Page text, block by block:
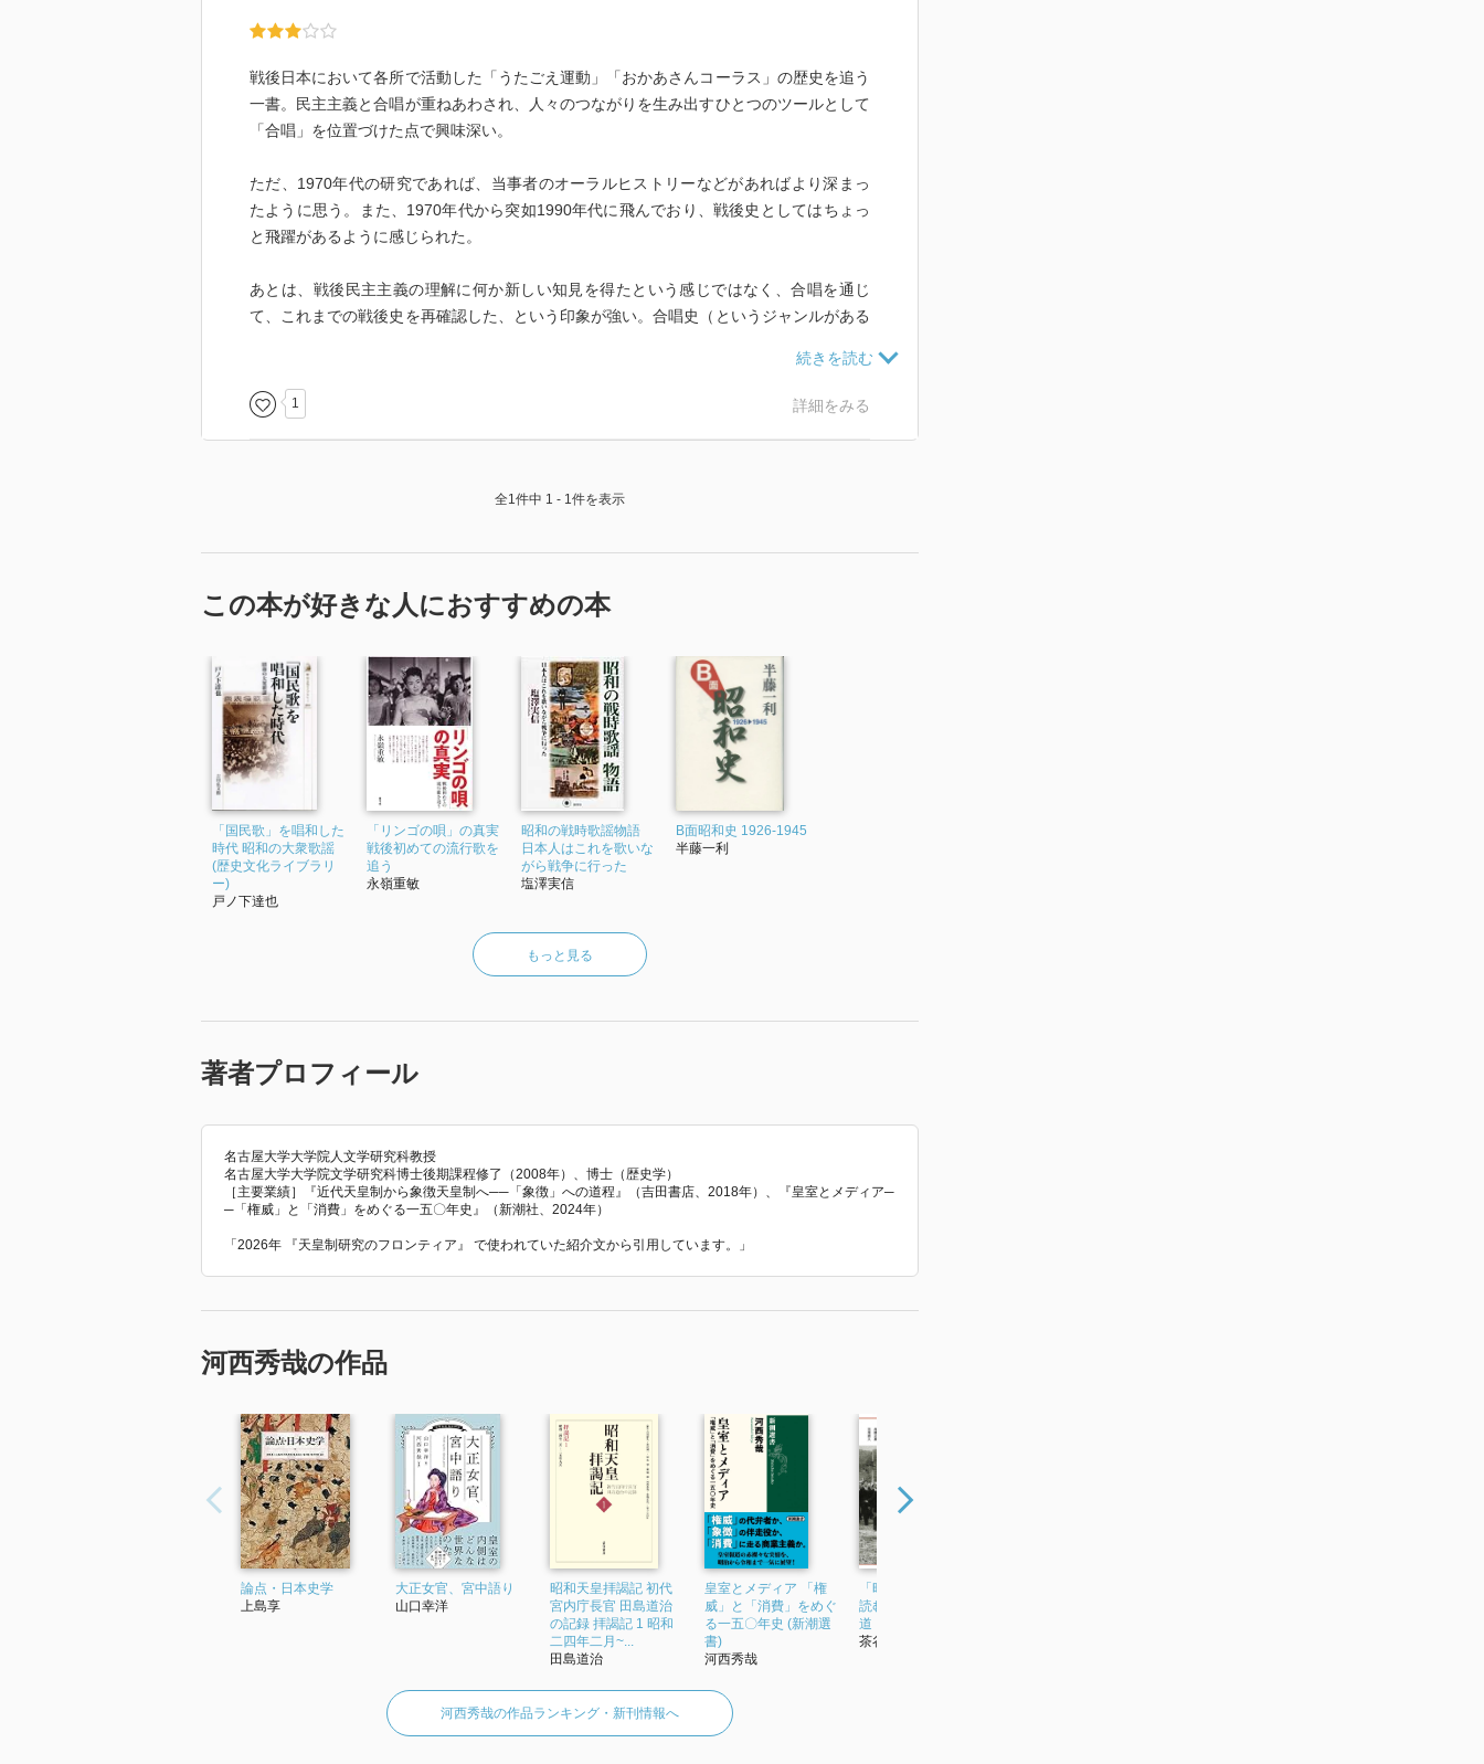
戦後日本において各所で活動した「うたごえ運動」「おかあさんコーラス」の歴史を追う
一書。民主主義と合唱が重ねあわされ、人々のつながりを生み出すひとつのツールとして
「合唱」を位置づけた点で興味深い。
ただ、1970年代の研究であれば、当事者のオーラルヒストリーなどがあればより深まっ
たように思う。また、1970年代から突如1990年代に飛んでおり、戦後史としてはちょっ
と飛躍があるように感じられた。
あとは、戦後民主主義の理解に何か新しい知見を得たという感じではなく、合唱を通じ
て、これまでの戦後史を再確認した、という印象が強い。合唱史（というジャンルがある
1 詳細をみる
全1件中 1 - 1件を表示
この本が好きな人におすすめの本
「国民歌」を唱和した
時代 昭和の大衆歌謡
(歴史文化ライブラリ
ー)
戸ノ下達也
「リンゴの唄」の真実
戦後初めての流行歌を
追う
永嶺重敏
昭和の戦時歌謡物語
日本人はこれを歌いな
がら戦争に行った
塩澤実信
B面昭和史 1926-1945
半藤一利
もっと見る
著者プロフィール
名古屋大学大学院人文学研究科教授
名古屋大学大学院文学研究科博士後期課程修了（2008年）、博士（歴史学）
［主要業績］『近代天皇制から象徴天皇制へ──「象徴」への道程』（吉田書店、2018年）、『皇室とメディア─
─「権威」と「消費」をめぐる一五〇年史』（新潮社、2024年）
「2026年 『天皇制研究のフロンティア』 で使われていた紹介文から引用しています。」
河西秀哉の作品
論点・日本史学
上島享
大正女官、宮中語り
山口幸洋
昭和天皇拝謁記 初代
宮内庁長官 田島道治
の記録 拝謁記 1 昭和
二四年二月~...
田島道治
皇室とメディア 「権
威」と「消費」をめぐ
る一五〇年史 (新潮選
書)
河西秀哉
「昭和天皇拝謁記」を
読む 象徴天皇制への
道
茶谷誠一
河西秀哉の作品ランキング・新刊情報へ